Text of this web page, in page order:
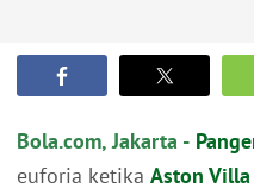
Bola.com, Jakarta -
euforia ketika Aston Villa